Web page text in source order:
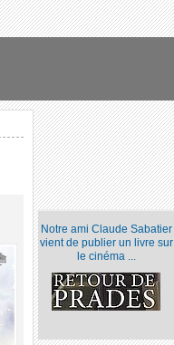
Notre ami Claude Sabatier
vient de publier un livre sur
le cinéma ...